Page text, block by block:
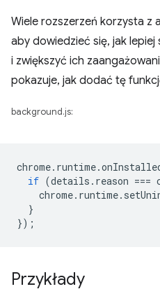
Wiele rozszerzeń korzysta z
aby dowiedzieć się, jak lepiej
i zwiększyć ich
pokazuje, jak dodać tę
background.js:
chrome. runtime.
if (details . reason ===
chrome. runtime.
}
});
Przykłady